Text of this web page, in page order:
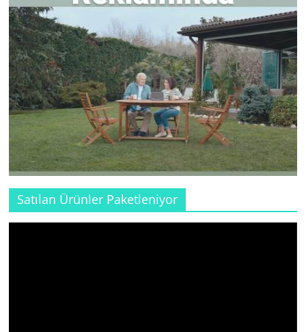
Satılan Ürünler Paketleniyor